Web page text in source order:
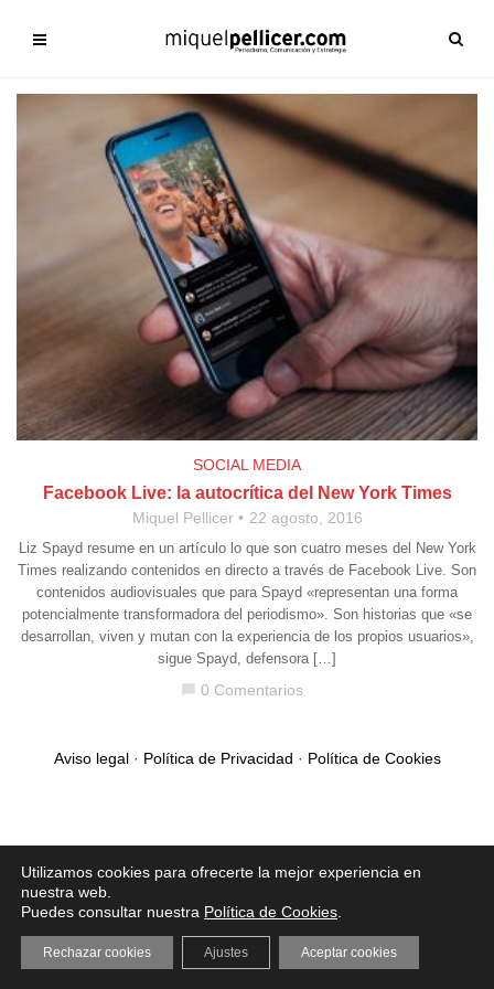
SOCIAL MEDIA
Facebook Live: la autocrítica del New York Times
Miquel Pellicer 22 agosto, 2016
Liz Spayd resume en un artículo lo que son cuatro meses del New York
Times realizando contenidos en directo a través de Facebook Live. Son
contenidos audiovisuales que para Spayd «representan una forma
potencialmente transformadora del periodismo». Son historias que «se
desarrollan, viven y mutan con la experiencia de los propios usuarios»,
sigue Spayd, defensora […]
0 Comentarios
Aviso legal· Política de Privacidad · Política de Cookies
Utilizamos cookies para ofrecerte la mejor experiencia en
nuestra web.
Puedes consultar nuestra Política de Cookies
Aceptar cookies
Rechazar cookies Ajustes